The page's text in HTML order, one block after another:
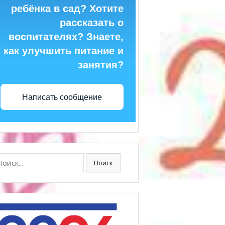
ребёнка в сад? Хотите
рассказать о
воспитателях? Знаете,
как улучшить питание и
занятия?
Написать сообщение
Поиск